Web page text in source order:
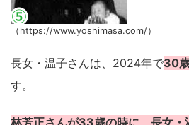
（https://www.yoshimasa.com/）
長女・温子さんは、2024年で30
す。